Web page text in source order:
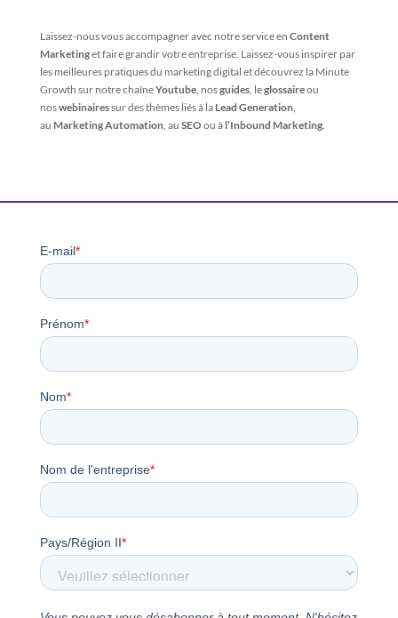
Laissez-nous vous accompagner avec notre service en Content
Marketinget faire grandir votre entreprise. Laissez-vous inspirer par
les meilleures pratiques du marketing digital et découvrez la Minute
Growth sur notre chaîneYoutube, nosguides, leglossaireou
noswebinairessur des thèmes liés à la Lead Generation,
au Marketing Automation, au SEO ou à l’Inbound Marketing.